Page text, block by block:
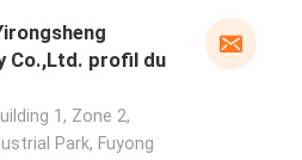
Co.,Ltd. profil du
1, Zone 2,
Park, Fuyong